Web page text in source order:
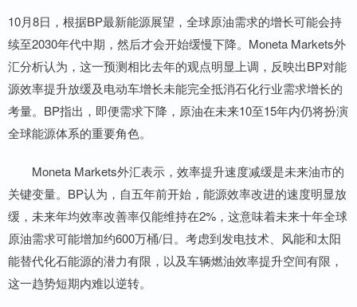
10月8日，根据BP最新能源展望，全球原油需求的增长可能会持
续至2030年代中期，然后才会开始缓慢下降。Moneta Markets外
汇分析认为，这一预测相比去年的观点明显上调，反映出BP对能
源效率提升放缓及电动车增长未能完全抵消石化行业需求增长的
考量。BP指出，即便需求下降，原油在未来10至15年内仍将扮演
全球能源体系的重要角色。
Moneta Markets外汇表示，效率提升速度减缓是未来油市的
关键变量。BP认为，自五年前开始，能源效率改进的速度明显放
缓，未来年均效率改善率仅能维持在2%，这意味着未来十年全球
原油需求可能增加约600万桶/日。考虑到发电技术、风能和太阳
能替代化石能源的潜力有限，以及车辆燃油效率提升空间有限，
这一趋势短期内难以逆转。